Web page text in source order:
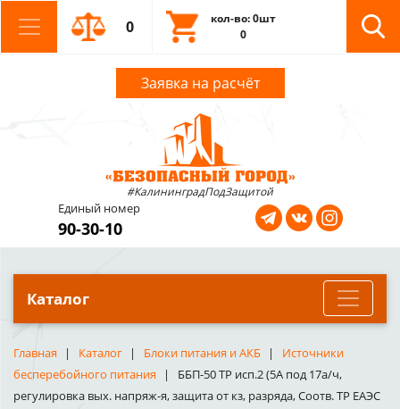
0
кол-во: 0шт
0
Заявка на расчёт
#КалининградПодЗащитой
Единый номер
90-30-10
Каталог
Главная Каталог Блоки питания и АКБ
Источники
бесперебойного питания
ББП-50 ТР исп.2 (5А под 17а/ч,
регулировка вых. напряж-я, защита от кз, разряда, Соотв. ТР ЕАЭС